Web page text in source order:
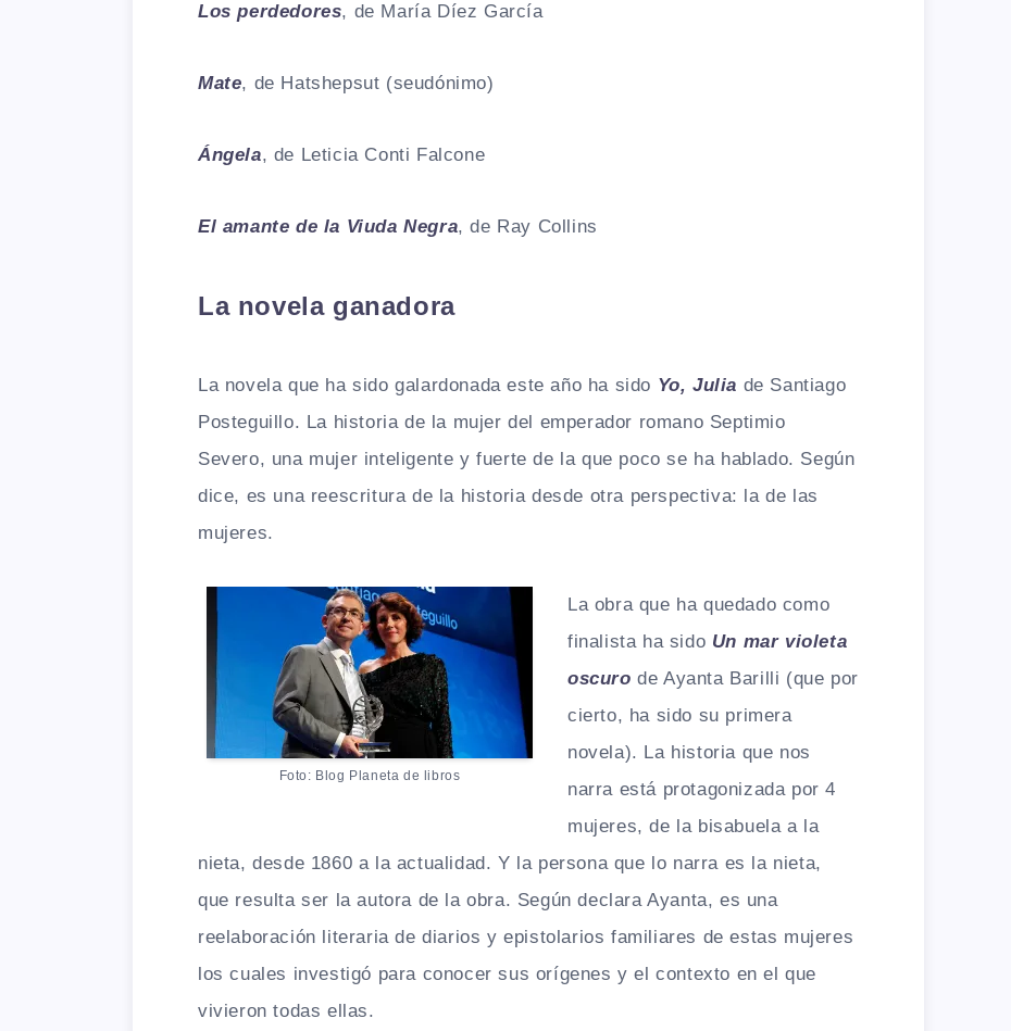
Los perdedores, de María Díez García
Mate, de Hatshepsut (seudónimo)
Ángela, de Leticia Conti Falcone
El amante de la Viuda Negra, de Ray Collins
La novela ganadora
La novela que ha sido galardonada este año ha sido Yo, Julia de Santiago
Posteguillo. La historia de la mujer del emperador romano Septimio
Severo, una mujer inteligente y fuerte de la que poco se ha hablado. Según
dice, es una reescritura de la historia desde otra perspectiva: la de las
mujeres.
Foto: Blog Planeta de libros
La obra que ha quedado como
finalista ha sido Un mar violeta
oscuro de Ayanta Barilli (que por
cierto, ha sido su primera
novela). La historia que nos
narra está protagonizada por 4
mujeres, de la bisabuela a la
nieta, desde 1860 a la actualidad. Y la persona que lo narra es la nieta,
que resulta ser la autora de la obra. Según declara Ayanta, es una
reelaboración literaria de diarios y epistolarios familiares de estas mujeres
los cuales investigó para conocer sus orígenes y el contexto en el que
vivieron todas ellas.